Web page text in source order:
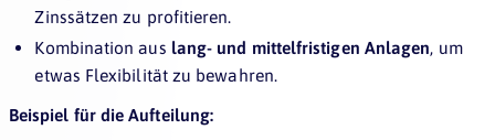
Zinssätzen zu profitieren.
Kombination aus lang- und mittelfristigen Anlagen, um
etwas Flexibilität zu bewahren.
Beispiel für die Aufteilung: